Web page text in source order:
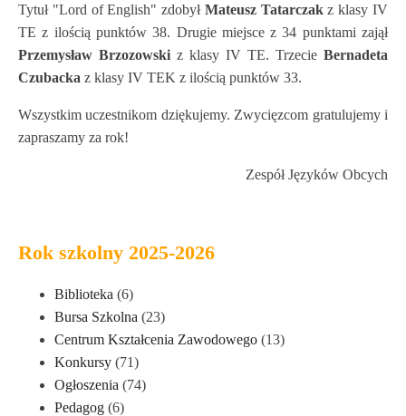
Rok szkolny 2025-2026
Biblioteka (6)
Bursa Szkolna (23)
Centrum Kształcenia Zawodowego (13)
Konkursy (71)
Ogłoszenia (74)
Pedagog (6)
Tytuł "Lord of English" zdobył Mateusz Tatarczakz klasy IV
TE z ilością punktów 38. Drugie miejsce z 34 punktami zajął
Przemysław Brzozowski z klasy IV TE. Trzecie Bernadeta
Czubacka z klasy IV TEK z ilością punktów 33.
Wszystkim uczestnikom dziękujemy. Zwycięzcom gratulujemy i
zapraszamy za rok!
Zespół Języków Obcych